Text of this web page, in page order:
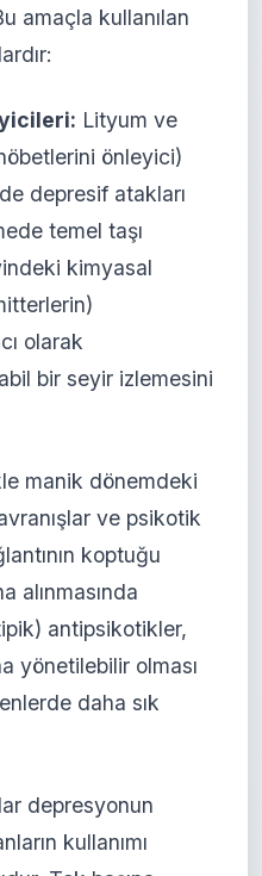
amaçla kullanılan
Lityum ve
önleyici)
depresif atakları
temel taşı
kimyasal
olarak
bir seyir izlemesini
manik dönemdeki
ve psikotik
koptuğu
alınmasında
antipsikotikler,
yönetilebilir olması
daha sık
depresyonun
kullanımı